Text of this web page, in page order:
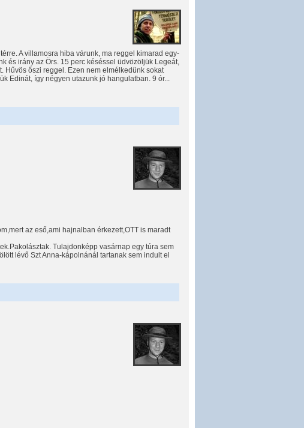
A villamosra hiba várunk, ma reggel kimarad egy-
és irány az Örs. 15 perc késéssel üdvözöljük Legeát,
Hűvös őszi reggel. Ezen nem elmélkedünk sokat
Edinát, így négyen utazunk jó hangulatban. 9 ór...
az eső,ami hajnalban érkezett,OTT is maradt
Tulajdonképp vasárnap egy túra sem
lévő Szt Anna-kápolnánál tartanak sem indult el